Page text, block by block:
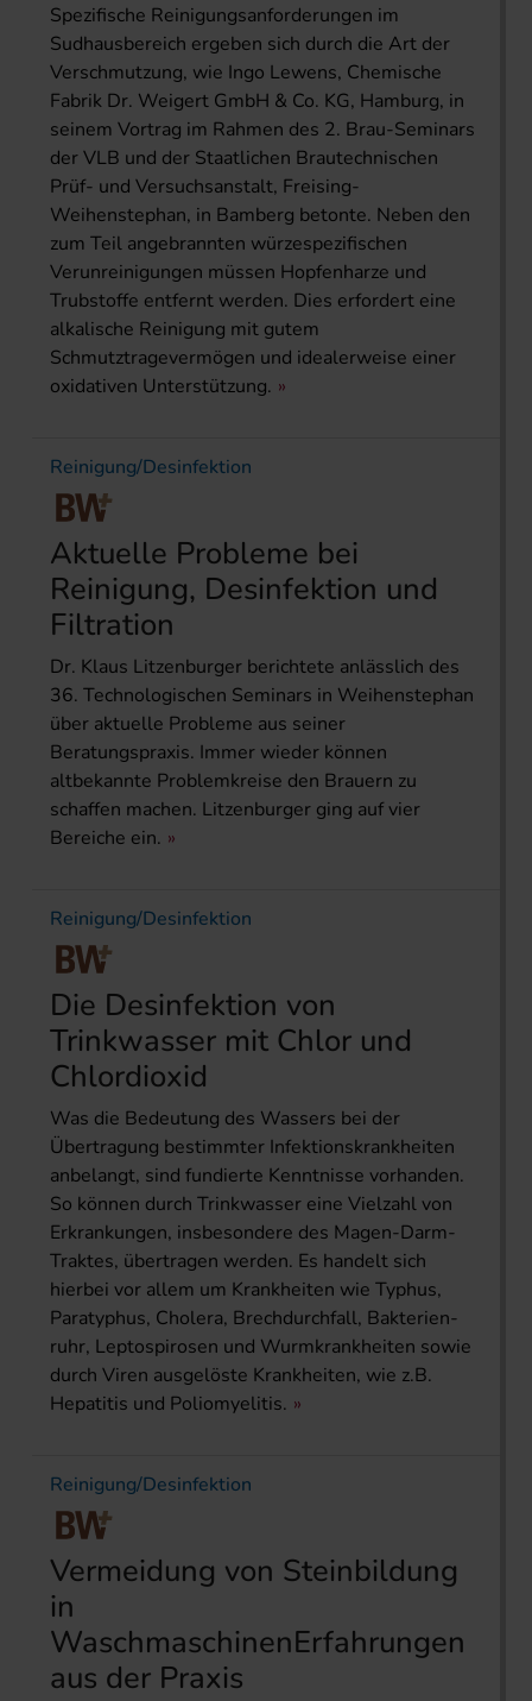
Spezifische Reinigungsanforderungen im
Sudhausbereich ergeben sich durch die Art der
Verschmutzung, wie Ingo Lewens, Chemische
Fabrik Dr. Weigert GmbH & Co. KG, Hamburg, in
seinem Vortrag im Rahmen des 2. Brau-Seminars
der VLB und der Staatlichen Brautechnischen
Prüf- und Versuchsanstalt, Freising-
Weihenstephan, in Bamberg betonte. Neben den
zum Teil angebrannten würzespezifischen
Verunreinigungen müssen Hopfenharze und
Trubstoffe entfernt werden. Dies erfordert eine
alkalische Reinigung mit gutem
Schmutztragevermögen und idealerweise einer
oxidativen Unterstützung.
Reinigung/Desinfektion
Aktuelle Probleme bei
Reinigung, Desinfektion und
Filtration
Dr. Klaus Litzenburger berichtete anlässlich des
36. Technologischen Seminars in Weihenstephan
über aktuelle Probleme aus seiner
Beratungspraxis. Immer wieder können
altbekannte Problemkreise den Brauern zu
schaffen machen. Litzenburger ging auf vier
Bereiche ein.
Reinigung/Desinfektion
Die Desinfektion von
Trinkwasser mit Chlor und
Chlordioxid
Was die Bedeutung des Wassers bei der
Übertragung bestimmter Infektionskrankheiten
anbelangt, sind fundierte Kenntnisse vorhanden.
So können durch Trinkwasser eine Vielzahl von
Erkrankungen, insbesondere des Magen-Darm-
Traktes, übertragen werden. Es handelt sich
hierbei vor allem um Krankheiten wie Typhus,
Paratyphus, Cholera, Brechdurchfall, Bakterien-
ruhr, Leptospirosen und Wurmkrankheiten sowie
durch Viren ausgelöste Krankheiten, wie z.B.
Hepatitis und Poliomyelitis.
Reinigung/Desinfektion
Vermeidung von Steinbildung
in
WaschmaschinenErfahrungen
aus der Praxis